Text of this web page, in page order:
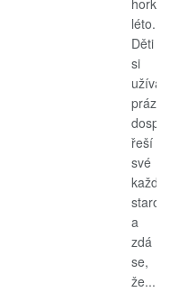
horké
léto.
Děti
si
užívají
řeší
své
a
zdá
se,
že...